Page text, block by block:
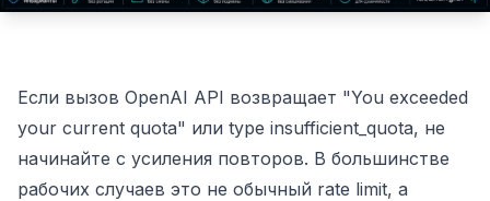
Если вызов OpenAI API возвращает "You exceeded
your current quota" или type insufficient_quota, не
начинайте с усиления повторов. В большинстве
рабочих случаев это не обычный rate limit, а